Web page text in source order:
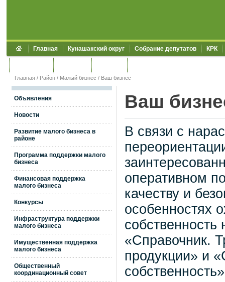
Главная Кунашакский округ Собрание депутатов КРК
Главная / Район / Малый бизнес / Ваш бизнес
Объявления
Новости
Развитие малого бизнеса в
районе
Программа поддержки малого
бизнеса
Финансовая поддержка
малого бизнеса
Конкурсы
Инфраструктура поддержки
малого бизнеса
Имущественная поддержка
малого бизнеса
Общественный
координационный совет
Ваш
В связи с
оперативном
качеству и
особенностях
«Справочник.
продукции» и